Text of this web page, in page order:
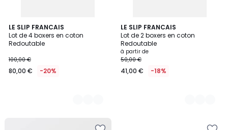
LE SLIP FRANCAIS
Lot de 4 boxers en coton
Redoutable
100,00 €
80,00 € -20%
2
Couleurs
LE SLIP FRANCAIS
Lot de 2 boxers en coton
Redoutable
à partir de
50,00 €
41,00 € -18%
11
Couleurs